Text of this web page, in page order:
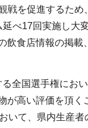
戦を促進するた
べ17回実施し大
食店情報の掲
全国選手権にお
高い評価を頂
て、県内生産者